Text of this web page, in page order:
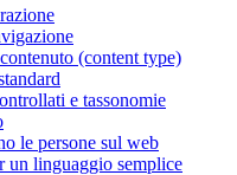
(content type)
e tassonomie
le persone sul web
un linguaggio semplice